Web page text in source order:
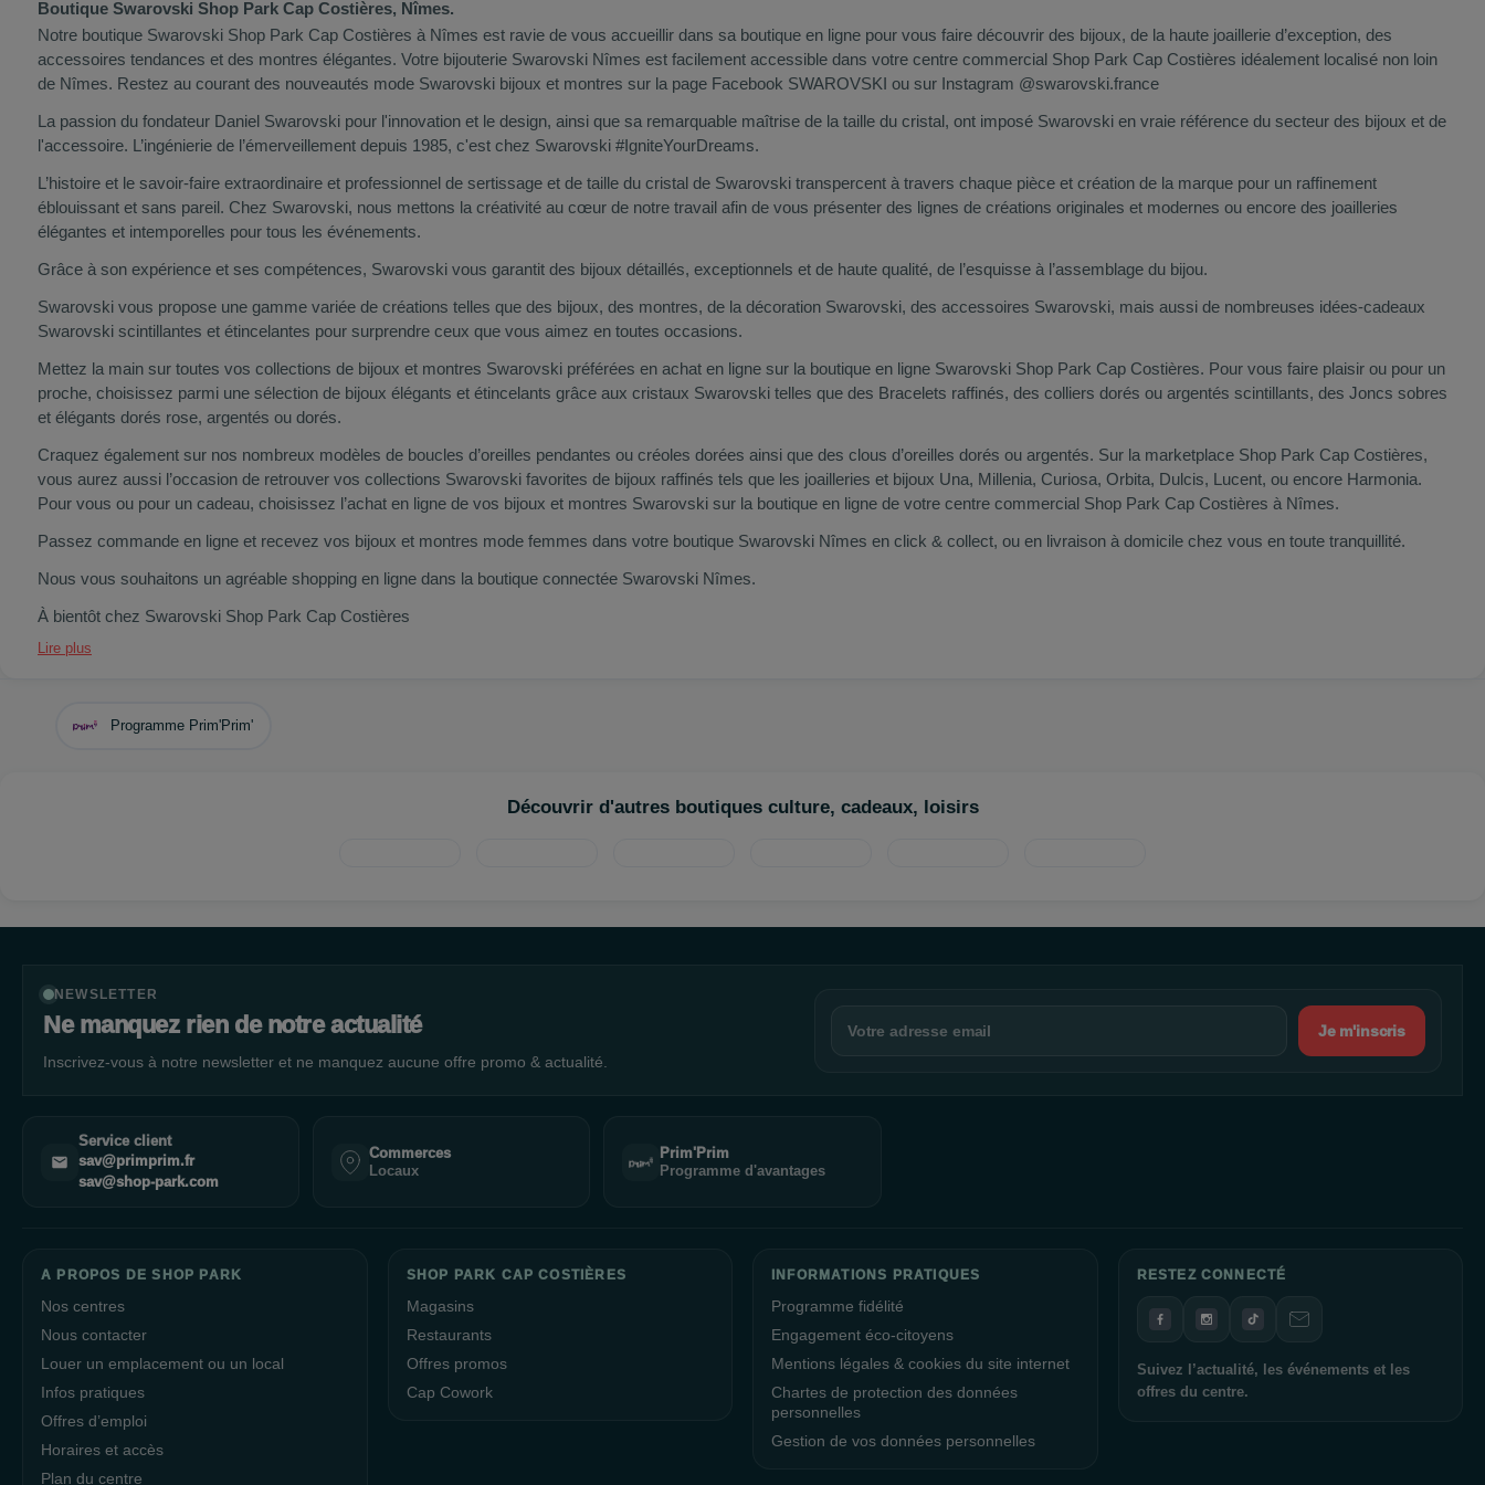
Boutique Swarovski Shop Park Cap Costières, Nîmes.
Notre boutique Swarovski Shop Park Cap Costières à Nîmes est ravie de vous accueillir dans sa boutique en ligne pour vous faire découvrir des bijoux, de la haute joaillerie d’exception, des
accessoires tendances et des montres élégantes. Votre bijouterie Swarovski Nîmes est facilement accessible dans votre centre commercial Shop Park Cap Costières idéalement localisé non loin
de Nîmes. Restez au courant des nouveautés mode Swarovski bijoux et montres sur la page Facebook SWAROVSKI ou sur Instagram @swarovski.france
La passion du fondateur Daniel Swarovski pour l'innovation et le design, ainsi que sa remarquable maîtrise de la taille du cristal, ont imposé Swarovski en vraie référence du secteur des bijoux et de
l'accessoire. L’ingénierie de l’émerveillement depuis 1985, c'est chez Swarovski #IgniteYourDreams.
L’histoire et le savoir-faire extraordinaire et professionnel de sertissage et de taille du cristal de Swarovski transpercent à travers chaque pièce et création de la marque pour un raffinement
éblouissant et sans pareil. Chez Swarovski, nous mettons la créativité au cœur de notre travail afin de vous présenter des lignes de créations originales et modernes ou encore des joailleries
élégantes et intemporelles pour tous les événements.
Grâce à son expérience et ses compétences, Swarovski vous garantit des bijoux détaillés, exceptionnels et de haute qualité, de l’esquisse à l’assemblage du bijou.
Swarovski vous propose une gamme variée de créations telles que des bijoux, des montres, de la décoration Swarovski, des accessoires Swarovski, mais aussi de nombreuses idées-cadeaux
Swarovski scintillantes et étincelantes pour surprendre ceux que vous aimez en toutes occasions.
Mettez la main sur toutes vos collections de bijoux et montres Swarovski préférées en achat en ligne sur la boutique en ligne Swarovski Shop Park Cap Costières. Pour vous faire plaisir ou pour un
proche, choisissez parmi une sélection de bijoux élégants et étincelants grâce aux cristaux Swarovski telles que des Bracelets raffinés, des colliers dorés ou argentés scintillants, des Joncs sobres
et élégants dorés rose, argentés ou dorés.
Craquez également sur nos nombreux modèles de boucles d’oreilles pendantes ou créoles dorées ainsi que des clous d’oreilles dorés ou argentés. Sur la marketplace Shop Park Cap Costières,
vous aurez aussi l’occasion de retrouver vos collections Swarovski favorites de bijoux raffinés tels que les joailleries et bijoux Una, Millenia, Curiosa, Orbita, Dulcis, Lucent, ou encore Harmonia.
Pour vous ou pour un cadeau, choisissez l’achat en ligne de vos bijoux et montres Swarovski sur la boutique en ligne de votre centre commercial Shop Park Cap Costières à Nîmes.
Passez commande en ligne et recevez vos bijoux et montres mode femmes dans votre boutique Swarovski Nîmes en click & collect, ou en livraison à domicile chez vous en toute tranquillité.
Nous vous souhaitons un agréable shopping en ligne dans la boutique connectée Swarovski Nîmes.
À bientôt chez Swarovski Shop Park Cap Costières
Lire plus
Programme Prim'Prim'
Découvrir d'autres boutiques culture, cadeaux, loisirs
NEWSLETTER
Ne manquez rien de notre actualité
Inscrivez-vous à notre newsletter et ne manquez aucune offre promo & actualité.
Je m'inscris
Service client
sav@primprim.fr
sav@shop-park.com
Commerces
Locaux
Prim'Prim
Programme d'avantages
A PROPOS DE SHOP PARK
Nos centres
Nous contacter
Louer un emplacement ou un local
Infos pratiques
Offres d’emploi
Horaires et accès
Plan du centre
SHOP PARK CAP COSTIÈRES
Magasins
Restaurants
Offres promos
Cap Cowork
INFORMATIONS PRATIQUES
Programme fidélité
Engagement éco-citoyens
Mentions légales & cookies du site internet
Chartes de protection des données
personnelles
Gestion de vos données personnelles
RESTEZ CONNECTÉ
Suivez l’actualité, les événements et les
offres du centre.